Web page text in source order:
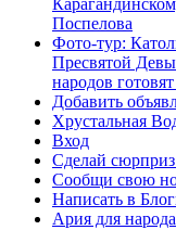
Поспелова
Фото-тур:
Пресвятой
народов
Добавить
Хрустальная
Вход
Сделай
Сообщи свою
Написать в
Ария для народа